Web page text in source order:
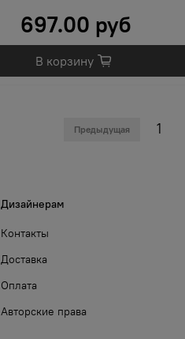
697.00 руб
В корзину
Предыдущая 1
Дизайнерам
Контакты
Доставка
Оплата
Авторские права